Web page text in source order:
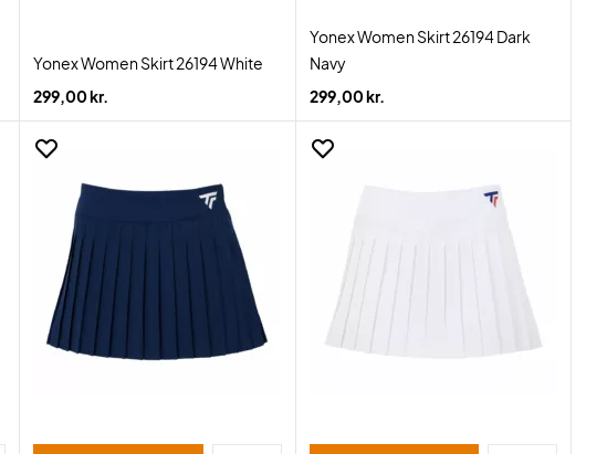
Yonex Women Skirt 26194 White
299,00 kr.
Yonex Women Skirt 26194 Dark
Navy
299,00 kr.